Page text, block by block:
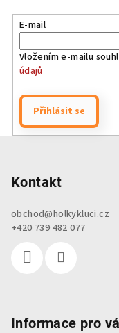
E-mail
Vložením e-mailu
údajů
Přihlásit se
Kontakt
obchod@holkykluci.cz
+420 739 482 077
Informace pro